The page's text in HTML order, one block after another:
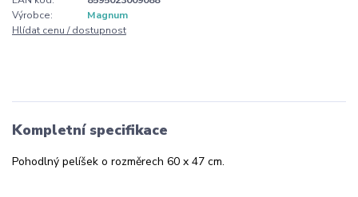
Výrobce:
Magnum
Hlídat cenu / dostupnost
Kompletní specifikace
Pohodlný pelíšek o rozměrech 60 x 47 cm.